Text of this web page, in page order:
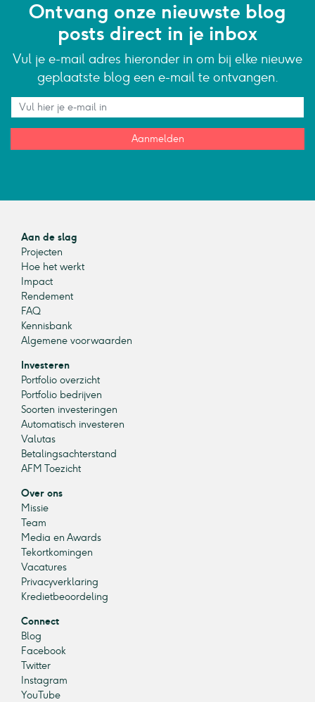
Ontvang onze nieuwste blog
posts direct in je inbox
Vul je e-mail adres hieronder in om bij elke nieuwe
geplaatste blog een e-mail te ontvangen.
Aanmelden
Aan de slag
Projecten
Hoe het werkt
Impact
Rendement
FAQ
Kennisbank
Algemene voorwaarden
Investeren
Portfolio overzicht
Portfolio bedrijven
Soorten investeringen
Automatisch investeren
Valutas
Betalingsachterstand
AFM Toezicht
Over ons
Missie
Team
Media en Awards
Tekortkomingen
Vacatures
Privacyverklaring
Kredietbeoordeling
Connect
Blog
Facebook
Twitter
Instagram
YouTube